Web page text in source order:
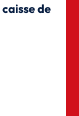
de